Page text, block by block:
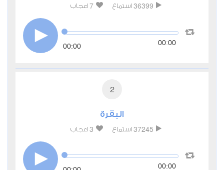
36399 استماع 7 اعجاب
00:00 00:00
2
البقرة
37245 استماع 3 اعجاب
00:00